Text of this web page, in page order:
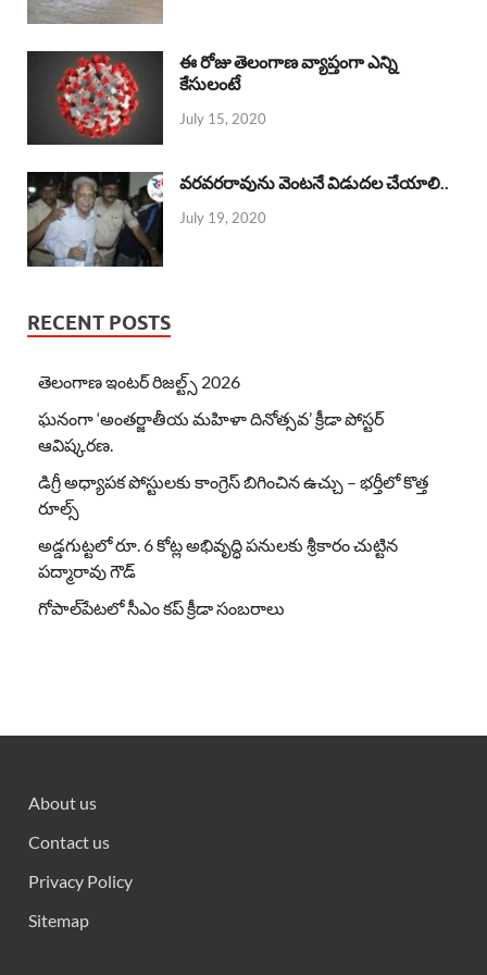
ఈ రోజు తెలంగాణ వ్యాప్తంగా ఎన్ని
కేసులంటే
July 15, 2020
వరవరరావును వెంటనే విడుదల చేయాలి..
July 19, 2020
RECENT POSTS
తెలంగాణ ఇంటర్ రిజల్ట్స్ 2026
ఘనంగా ‘అంతర్జాతీయ మహిళా దినోత్సవ’ క్రీడా పోస్టర్
ఆవిష్కరణ.
డిగ్రీ అధ్యాపక పోస్టులకు కాంగ్రెస్ బిగించిన ఉచ్చు – భర్తీలో కొత్త
రూల్స్
అడ్డగుట్టలో రూ. 6 కోట్ల అభివృద్ధి పనులకు శ్రీకారం చుట్టిన
పద్మారావు గౌడ్
గోపాల్‌పేటలో సీఎం కప్ క్రీడా సంబరాలు
About us
Contact us
Privacy Policy
Sitemap